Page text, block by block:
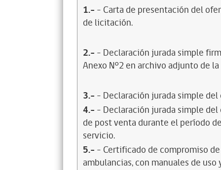
1.- - Carta de presentación del
de licitación.
2.- - Declaración jurada simple
Anexo N°2 en archivo adjunto de
3.- - Declaración jurada simple
4.- - Declaración jurada simple
de post venta durante el período
servicio.
5.- - Certificado de compromiso
ambulancias, con manuales de